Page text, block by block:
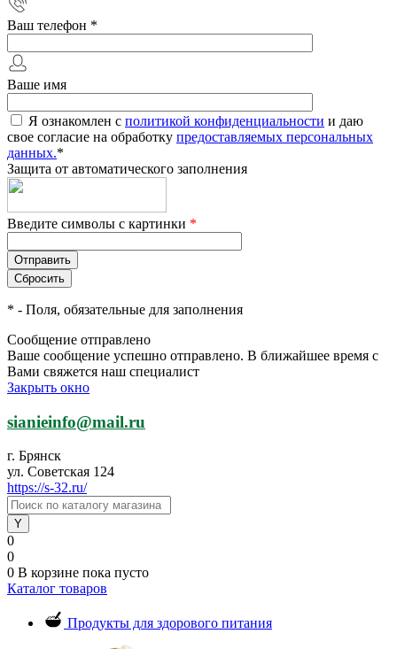
Ваш телефон *
Ваше имя
Я ознакомлен с политикой конфиденциальности и даю
свое согласие на обработку предоставляемых персональных
данных.*
Защита от автоматического заполнения
Введите символы с картинки *
* - Поля, обязательные для заполнения
Сообщение отправлено
Ваше сообщение успешно отправлено. В ближайшее время с
Вами свяжется наш специалист
Закрыть окно
sianieinfo@mail.ru
г. Брянск
ул. Советская 124
https://s-32.ru/
0
0
0 В корзине пока пусто
Каталог товаров
Продукты для здорового питания